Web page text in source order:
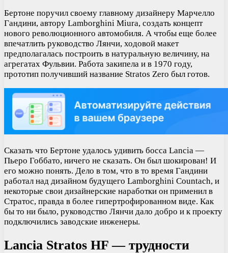
Бертоне поручил своему главному дизайнеру Марчелло
Гандини, автору Lamborghini Miura, создать концепт
нового революционного автомобиля. А чтобы еще более
впечатлить руководство Лянчи, ходовой макет
предполагалась построить в натуральную величину, на
агрегатах Фульвии. Работа закипела и в 1970 году,
прототип получивший название Stratos Zero был готов.
Сказать что Бертоне удалось удивить босса Lancia —
Пьеро Гоббато, ничего не сказать. Он был шокирован! И
его можно понять. Дело в том, что в то время Гандини
работал над дизайном будущего Lamborghini Countach, и
некоторые свои дизайнерские наработки он применил в
Стратос, правда в более гипертрофированном виде. Как
бы то ни было, руководство Лянчи дало добро и к проекту
подключились заводские инженеры.
Lancia Stratos HF — трудности